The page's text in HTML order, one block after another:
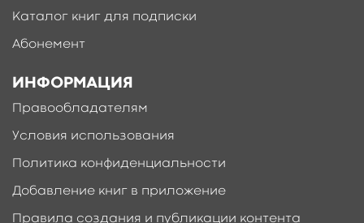
Каталог книг для подписки
Абонемент
ИНФОРМАЦИЯ
Правообладателям
Условия использования
Политика конфиденциальности
Добавление книг в приложение
Правила создания и публикации контента